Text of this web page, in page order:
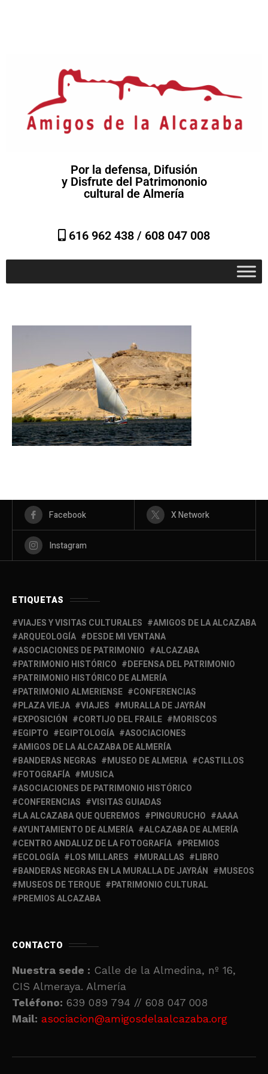
Por la defensa, Difusión
y Disfrute del Patrimononio
cultural de Almería
616 962 438 / 608 047 008
Facebook X Network
Instagram
ETIQUETAS
VIAJES Y VISITAS CULTURALES
AMIGOS DE LA ALCAZABA
ARQUEOLOGÍA
DESDE MI VENTANA
ASOCIACIONES DE PATRIMONIO
ALCAZABA
PATRIMONIO HISTÓRICO
DEFENSA DEL PATRIMONIO
PATRIMONIO HISTÓRICO DE ALMERÍA
PATRIMONIO ALMERIENSE
CONFERENCIAS
PLAZA VIEJA
VIAJES
MURALLA DE JAYRÁN
EXPOSICIÓN
CORTIJO DEL FRAILE
MORISCOS
EGIPTO
EGIPTOLOGÍA
ASOCIACIONES
AMIGOS DE LA ALCAZABA DE ALMERÍA
BANDERAS NEGRAS
MUSEO DE ALMERIA
CASTILLOS
FOTOGRAFÍA
MUSICA
ASOCIACIONES DE PATRIMONIO HISTÓRICO
CONFERENCIAS
VISITAS GUIADAS
LA ALCAZABA QUE QUEREMOS
PINGURUCHO
AAAA
AYUNTAMIENTO DE ALMERÍA
ALCAZABA DE ALMERÍA
CENTRO ANDALUZ DE LA FOTOGRAFÍA
PREMIOS
ECOLOGÍA
LOS MILLARES MURALLAS
LIBRO
BANDERAS NEGRAS EN LA MURALLA DE JAYRÁN
MUSEOS
MUSEOS DE TERQUE
PATRIMONIO CULTURAL
PREMIOS ALCAZABA
CONTACTO
Nuestra sede : Calle de la Almedina, nº 16,
CIS Almeraya. Almería
Teléfono: 639 089 794 // 608 047 008
Mail: asociacion@amigosdelaalcazaba.org